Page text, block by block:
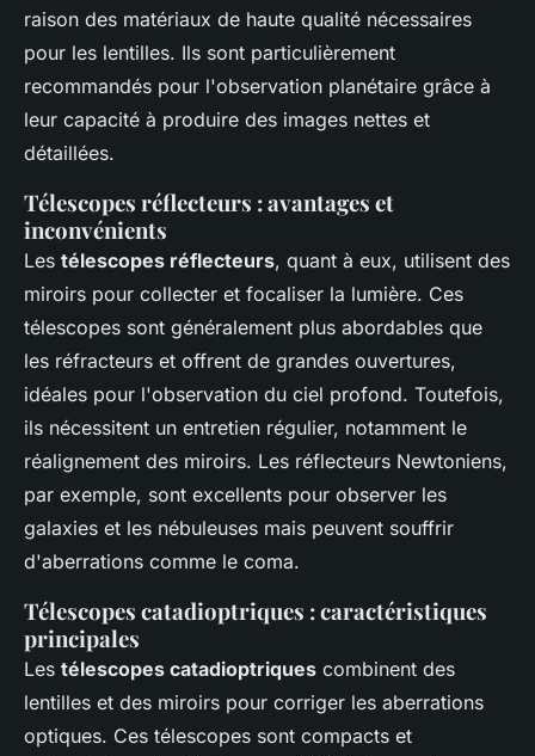
raison des matériaux de haute qualité nécessaires
pour les lentilles. Ils sont particulièrement
recommandés pour l'observation planétaire grâce à
leur capacité à produire des images nettes et
détaillées.
Télescopes réflecteurs : avantages et
inconvénients
Les télescopes réflecteurs, quant à eux, utilisent des
miroirs pour collecter et focaliser la lumière. Ces
télescopes sont généralement plus abordables que
les réfracteurs et offrent de grandes ouvertures,
idéales pour l'observation du ciel profond. Toutefois,
ils nécessitent un entretien régulier, notamment le
réalignement des miroirs. Les réflecteurs Newtoniens,
par exemple, sont excellents pour observer les
galaxies et les nébuleuses mais peuvent souffrir
d'aberrations comme le coma.
Télescopes catadioptriques : caractéristiques
principales
Les télescopes catadioptriques combinent des
lentilles et des miroirs pour corriger les aberrations
optiques. Ces télescopes sont compacts et